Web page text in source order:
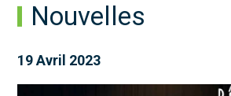
Nouvelles
19 Avril 2023